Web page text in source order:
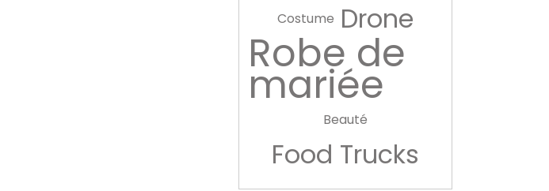
Costume Drone
Robe de
mariée
Beauté
Food Trucks